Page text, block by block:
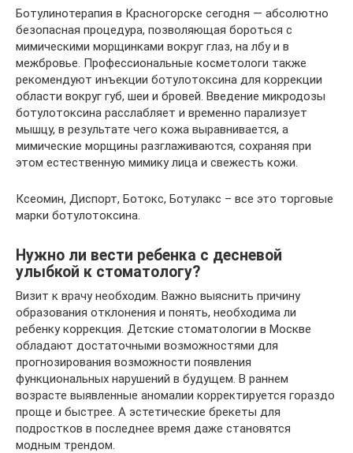
Ботулинотерапия в Красногорске сегодня — абсолютно
безопасная процедура, позволяющая бороться с
мимическими морщинками вокруг глаз, на лбу и в
межбровье. Профессиональные косметологи также
рекомендуют инъекции ботулотоксина для коррекции
области вокруг губ, шеи и бровей. Введение микродозы
ботулотоксина расслабляет и временно парализует
мышцу, в результате чего кожа выравнивается, а
мимические морщины разглаживаются, сохраняя при
этом естественную мимику лица и свежесть кожи.
Ксеомин, Диспорт, Ботокс, Ботулакс – все это торговые
марки ботулотоксина.
Нужно ли вести ребенка с десневой
улыбкой к стоматологу?
Визит к врачу необходим. Важно выяснить причину
образования отклонения и понять, необходима ли
ребенку коррекция. Детские стоматологии в Москве
обладают достаточными возможностями для
прогнозирования возможности появления
функциональных нарушений в будущем. В раннем
возрасте выявленные аномалии корректируется гораздо
проще и быстрее. А эстетические брекеты для
подростков в последнее время даже становятся
модным трендом.